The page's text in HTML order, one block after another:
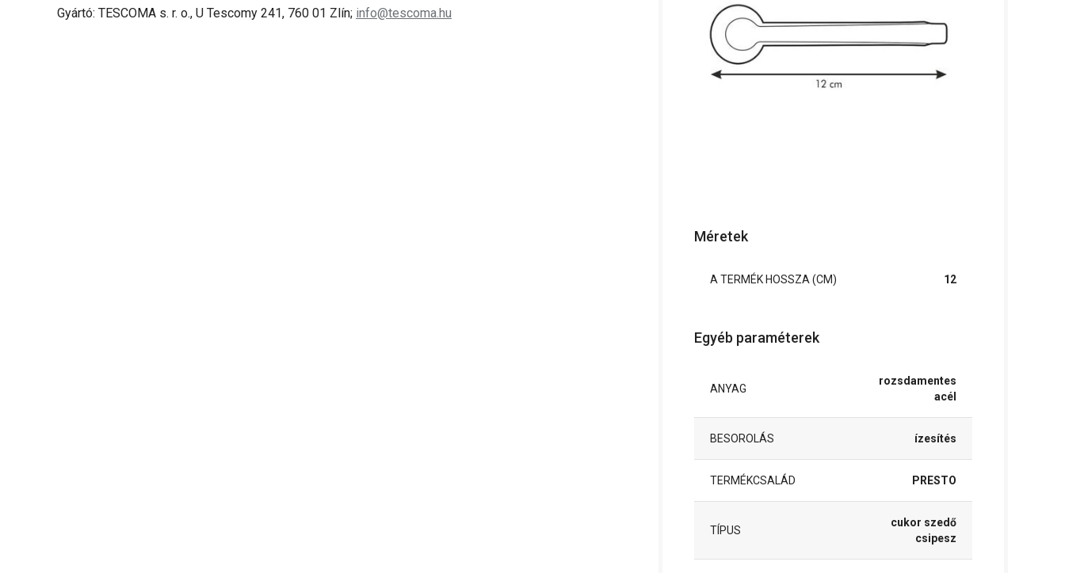
Gyártó: TESCOMA s. r. o., U Tescomy 241, 760 01 Zlín; info@tescoma.hu
Méretek
A TERMÉK HOSSZA (CM) 12
Egyéb paraméterek
ANYAG
rozsdamentes
acél
BESOROLÁS ízesítés
TERMÉKCSALÁD PRESTO
TÍPUS
cukor szedő
csipesz